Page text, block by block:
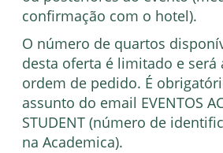
confirmação com o hotel).
O número de quartos
desta oferta é limitado e
ordem de pedido. É
assunto do email EVENTOS
STUDENT (número de
na Academica).